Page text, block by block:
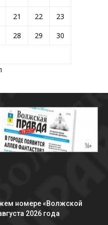
21 22
23
28 29
30
номере «Волжской
2026 года